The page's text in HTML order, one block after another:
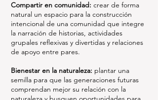
Compartir en comunidad: crear de forma
natural un espacio para la construcción
intencional de una comunidad que integre
la narración de historias, actividades
grupales reflexivas y divertidas y relaciones
de apoyo entre pares.
Bienestar en la naturaleza: plantar una
semilla para que las generaciones futuras
comprendan mejor su relación con la